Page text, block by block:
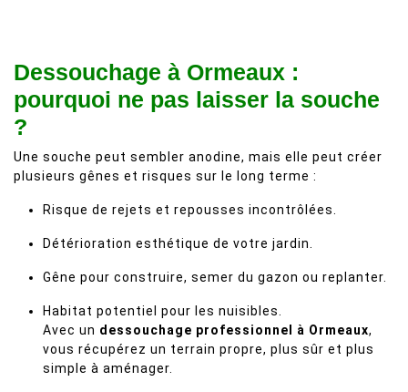
Dessouchage à Ormeaux :
pourquoi ne pas laisser la souche
?
Une souche peut sembler anodine, mais elle peut créer
plusieurs gênes et risques sur le long terme :
Risque de rejets et repousses incontrôlées.
Détérioration esthétique de votre jardin.
Gêne pour construire, semer du gazon ou replanter.
Habitat potentiel pour les nuisibles.
Avec un dessouchage professionnel à Ormeaux,
vous récupérez un terrain propre, plus sûr et plus
simple à aménager.